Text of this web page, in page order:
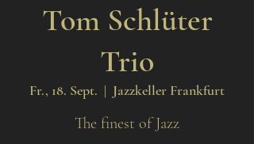
Tom Schlüter
Trio
Fr., 18. Sept.
  |
Jazzkeller Frankfurt
The finest of Jazz